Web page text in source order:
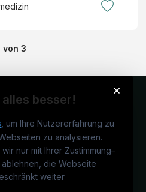
von 3
×
besser!
, um Ihre Nutzererfahrung zu
zu analysieren.
nur mit Ihrer Zustimmung–
die Webseite
weiter